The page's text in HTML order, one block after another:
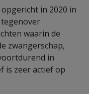
opgericht in 2020 in
waarin de
zwangerschap,
in
is zeer actief op